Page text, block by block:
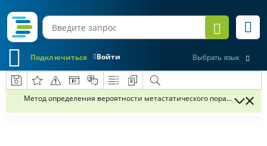
Войти
Подключиться Выбрать язык
Метод определения вероятности метастатического поражения